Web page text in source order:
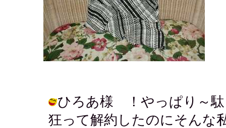
ひろあ様 ！やっぱり～駄
狂って解約したのにそんな